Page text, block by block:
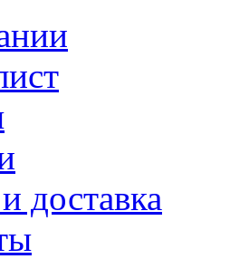
доставка